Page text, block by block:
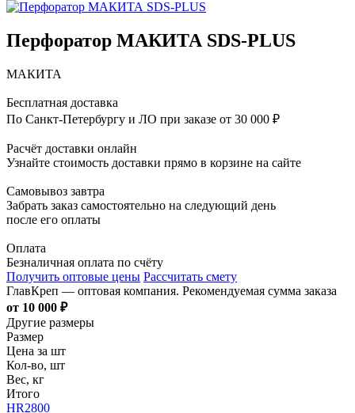
Перфоратор МАКИТА SDS-PLUS
МАКИТА
Бесплатная доставка
По Санкт-Петербургу и ЛО при заказе от 30 000 ₽
Расчёт доставки онлайн
Узнайте стоимость доставки прямо в корзине на сайте
Самовывоз завтра
Забрать заказ самостоятельно на следующий день
после его оплаты
Оплата
Безналичная оплата по счёту
Получить оптовые цены Рассчитать смету
ГлавКреп — оптовая компания. Рекомендуемая сумма заказа
от 10 000 ₽
Другие размеры
Размер
Цена за шт
Кол-во, шт
Вес, кг
Итого
HR2800